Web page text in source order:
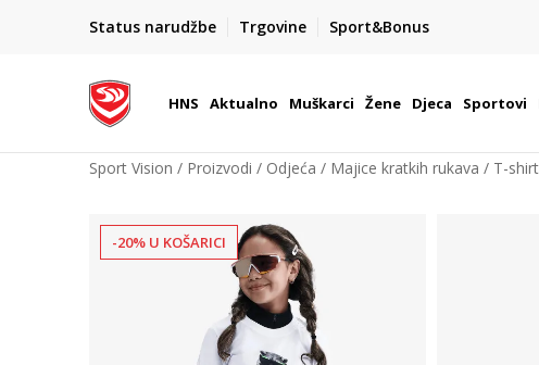
Status narudžbe Trgovine Sport&Bonus
BOX NOW
Dostava 1,50 €
| Više od 800 paketomata u Hrvatskoj
HNS Aktualno Muškarci Žene Djeca Sportovi
Sport Vision Proizvodi Odjeća Majice kratkih rukava T-shirt
-20% U KOŠARICI